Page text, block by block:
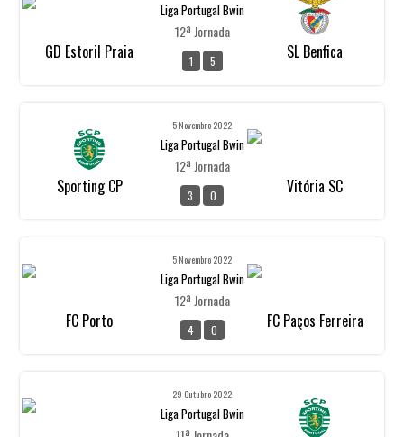
GD Estoril Praia
Liga Portugal Bwin
12ª Jornada
1 5 SL Benfica
Sporting CP
5 Novembro 2022
Liga Portugal Bwin
12ª Jornada
3 0 Vitória SC
FC Porto
5 Novembro 2022
Liga Portugal Bwin
12ª Jornada
4 0 FC Paços Ferreira
29 Outubro 2022
Liga Portugal Bwin